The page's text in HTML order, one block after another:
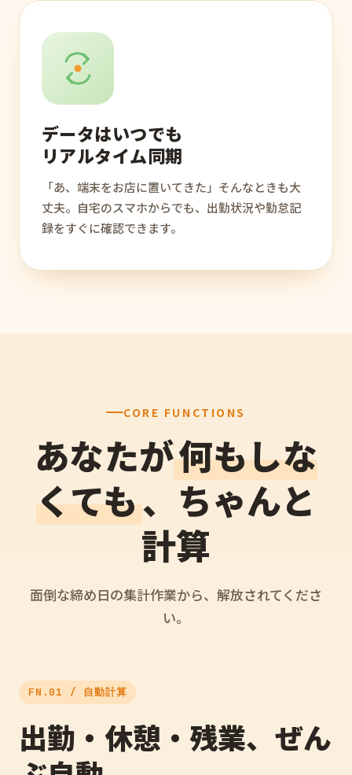
データはいつでも
リアルタイム同期
「あ、端末をお店に置いてきた」そんなときも大
丈夫。自宅のスマホからでも、出勤状況や勤怠記
録をすぐに確認できます。
CORE FUNCTIONS
あなたが何もしな
くても、ちゃんと
計算
面倒な締め日の集計作業から、解放されてくださ
い。
FN.01 / 自動計算
出勤・休憩・残業、ぜん